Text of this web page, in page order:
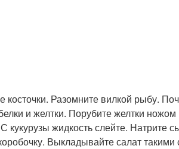
Разомните вилкой рыбу.
и желтки. Порубите желтки
кукурузы жидкость слейте. Натрите
Выкладывайте салат